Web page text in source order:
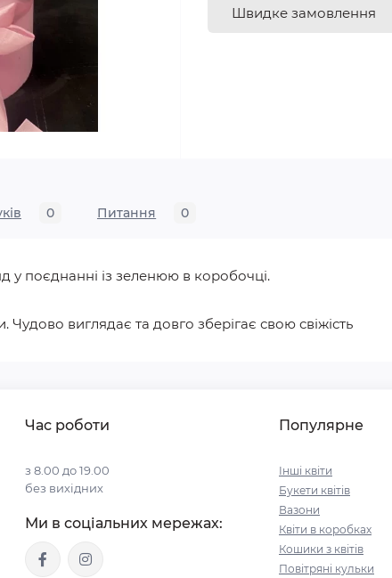
Швидке замовлення
0 Питання 0
у поєднанні із зеленюю в коробочці.
виглядає та довго зберігає свою свіжість
Час роботи
з 8.00 до 19.00
без вихідних
Ми в соціальних мережах:
Популярне
Інші квіти
Букети квітів
Вазони
Квіти в коробках
Кошики з квітів
Повітряні кульки